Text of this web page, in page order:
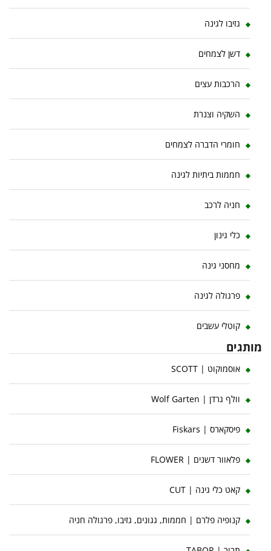
גזיבו לגינה
דשן לצמחים
הרכבות עצים
השקיה וצנרת
חומרי הדברה לצמחים
חממות ביתיות לגינה
חניה לרכב
כלי גינון
מחסני גינה
פרגולה לגינה
קוטלי עשבים
מותגים
אוסמוקוט | SCOTT
וולף גרדן | Wolf Garten
פיסקארס | Fiskars
פלאוור דשנים | FLOWER
קאט כלי גינה | CUT
קנופיה פלרם | חממות, גגונים, גזיבו, פרגולה חניה